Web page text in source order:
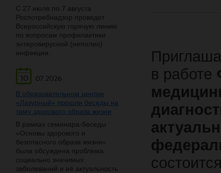
С 27 июля по 7 августа
Роспотребнадзор проведет
Всероссийскую горячую линию
по вопросам профилактики
энтеровирусной (неполио)
инфекции.
10
07.2026
В образовательном центре
«Лазурный» прошли беседы на
тему здорового образа жизни
В рамках семинара-беседы
«Основы здорового и
безопасного образа жизни»
была обсуждена проблема
социально значимых
заболеваний и её актуальность
в работе